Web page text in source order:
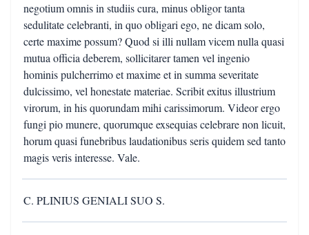
negotium omnis in studiis cura, minus obligor tanta
sedulitate celebranti, in quo obligari ego, ne dicam solo,
certe maxime possum? Quod si illi nullam vicem nulla quasi
mutua officia deberem, sollicitarer tamen vel ingenio
hominis pulcherrimo et maxime et in summa severitate
dulcissimo, vel honestate materiae. Scribit exitus illustrium
virorum, in his quorundam mihi carissimorum. Videor ergo
fungi pio munere, quorumque exsequias celebrare non licuit,
horum quasi funebribus laudationibus seris quidem sed tanto
magis veris interesse. Vale.
C. PLINIUS GENIALI SUO S.